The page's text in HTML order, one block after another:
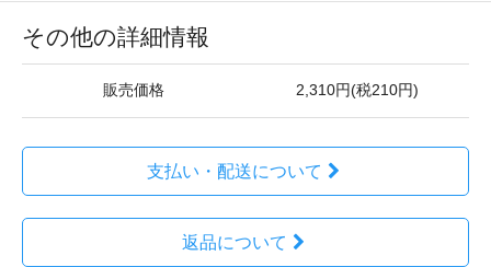
その他の詳細情報
販売価格 2,310円(税210円)
支払い・配送について
返品について